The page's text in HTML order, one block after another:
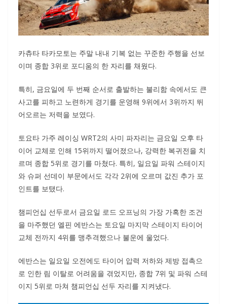
카츄타 타카모토는 주말 내내 기복 없는 꾸준한 주행을 선보
이며 종합 3위로 포디움의 한 자리를 채웠다.
특히, 금요일에 두 번째 순서로 출발하는 불리함 속에서도 큰
사고를 피하고 노련하게 경기를 운영해 9위에서 3위까지 뛰
어오르는 저력을 보였다.
토요타 가주 레이싱 WRT2의 사미 파자리는 금요일 오후 타
이어 교체로 인해 15위까지 떨어졌으나, 강력한 복귀전을 치
르며 종합 5위로 경기를 마쳤다. 특히, 일요일 파워 스테이지
와 슈퍼 선데이 부문에서도 각각 2위에 오르며 값진 추가 포
인트를 보탰다.
챔피언십 선두로서 금요일 로드 오프닝의 가장 가혹한 조건
을 마주했던 엘핀 에반스는 토요일 마지막 스테이지 타이어
교체 전까지 4위를 맹추격했으나 불운에 울었다.
에반스는 일요일 오전에도 타이어 압력 저하와 제방 접촉으
로 인한 림 이탈로 어려움을 겪었지만, 종합 7위 및 파워 스테
이지 5위로 마쳐 챔피언십 선두 자리를 지켜냈다.